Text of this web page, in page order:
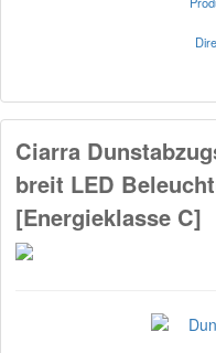
Ciarra
breit LED
[Energieklasse C]